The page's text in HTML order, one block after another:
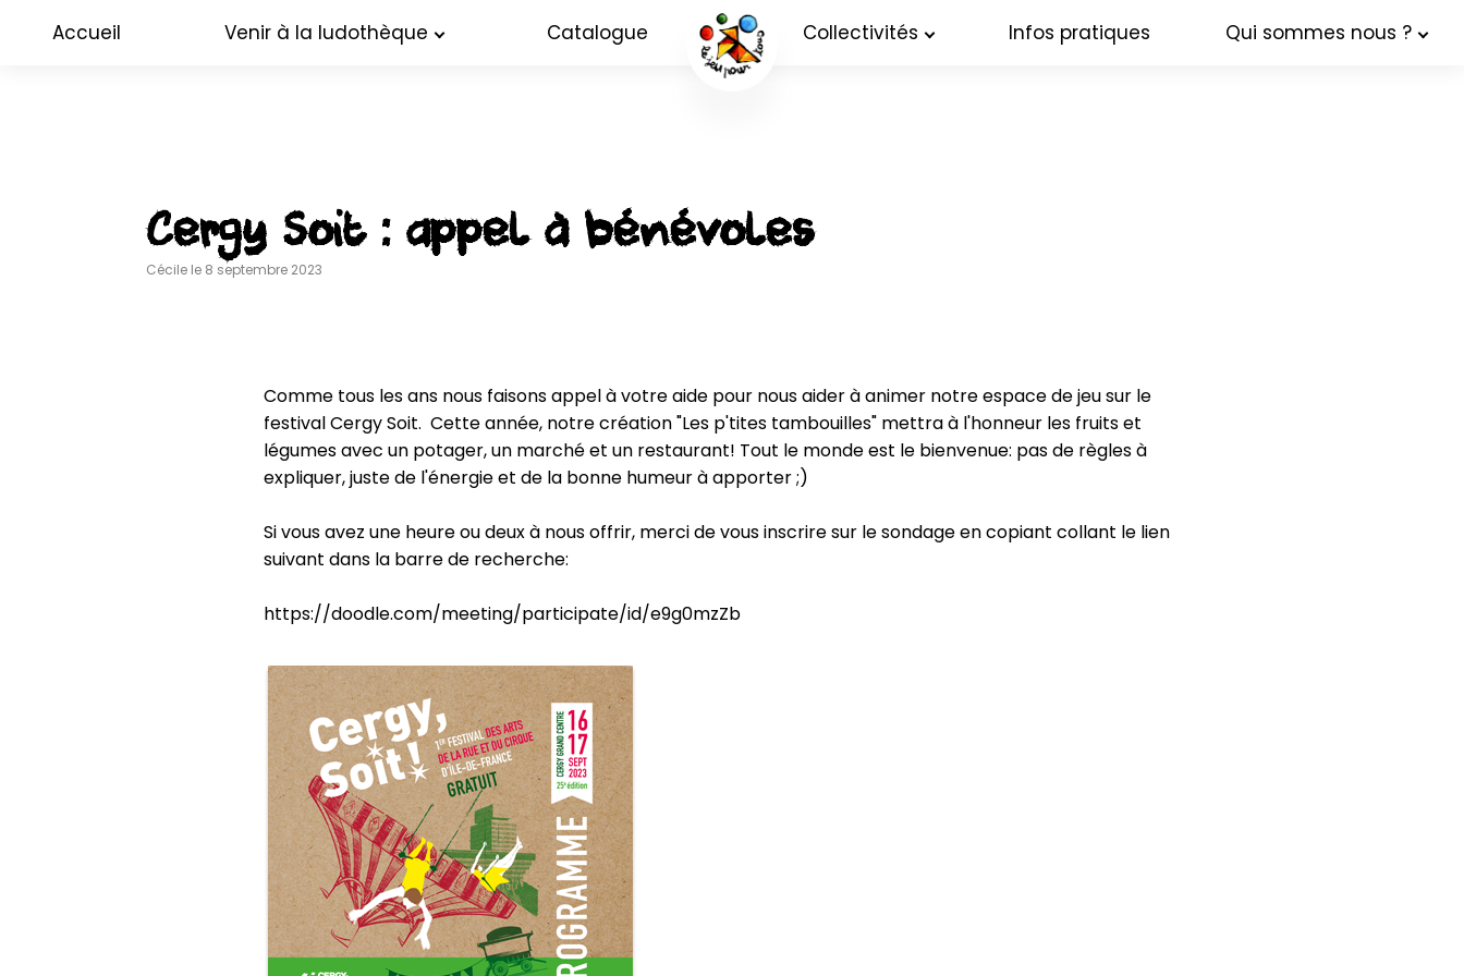
Accueil Venir à la ludothèque Catalogue Collectivités Infos pratiques Qui sommes nous ?
Cergy Soit : appel à bénévoles
Cécile le 8 septembre 2023
Comme tous les ans nous faisons appel à votre aide pour nous aider à animer notre espace de jeu sur le
festival Cergy Soit.  Cette année, notre création "Les p'tites tambouilles" mettra à l'honneur les fruits et
légumes avec un potager, un marché et un restaurant! Tout le monde est le bienvenue: pas de règles à
expliquer, juste de l'énergie et de la bonne humeur à apporter ;)
Si vous avez une heure ou deux à nous offrir, merci de vous inscrire sur le sondage en copiant collant le lien
suivant dans la barre de recherche:
https://doodle.com/meeting/participate/id/e9g0mzZb